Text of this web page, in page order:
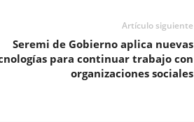
Artículo siguiente
Seremi de Gobierno aplica nuevas
para continuar trabajo con
organizaciones sociales